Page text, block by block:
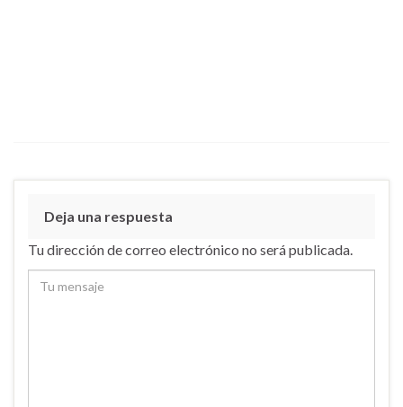
Deja una respuesta
Tu dirección de correo electrónico no será publicada.